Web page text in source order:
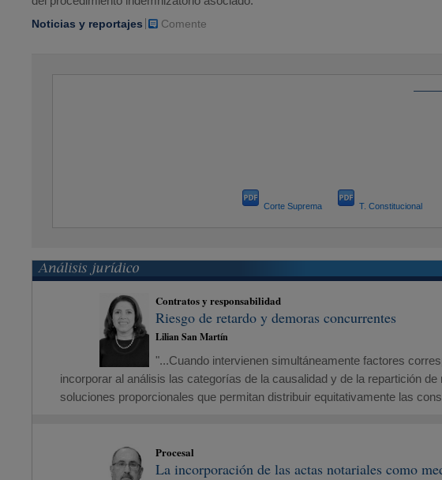
Noticias y reportajes Comente
Corte Suprema T. Constitucional
Contratos y responsabilidad
Riesgo de retardo y demoras concurrentes
Lilian San Martín
"...Cuando intervienen simultáneamente factores
incorporar al análisis las categorías de la causalidad y de la repartición
soluciones proporcionales que permitan distribuir equitativamente las
Procesal
La incorporación de las actas notariales como